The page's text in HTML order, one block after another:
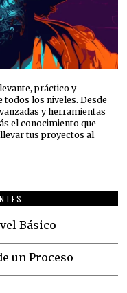
práctico y
todos los niveles. Desde
y herramientas
el conocimiento que
tus proyectos al
Básico
un Proceso